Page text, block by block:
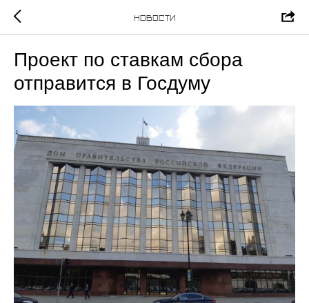
Новости
Проект по ставкам сбора
отправится в Госдуму